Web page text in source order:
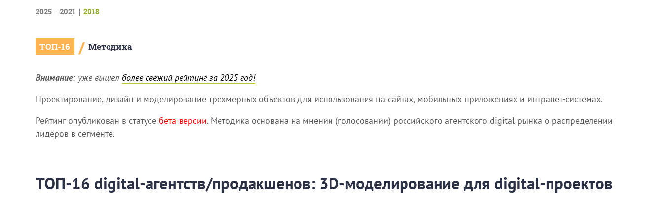
2025 2021 2018
ТОП-16 / Методика
Внимание: уже вышел более свежий рейтинг за 2025 год!
Проектирование, дизайн и моделирование трехмерных объектов для использования на сайтах, мобильных приложениях и интранет-системах.
Рейтинг опубликован в статусе бета-версии. Методика основана на мнении (голосовании) российского агентского digital-рынка о распределении
лидеров в сегменте.
ТОП-16 digital-агентств/продакшенов: 3D-моделирование для digital-проектов